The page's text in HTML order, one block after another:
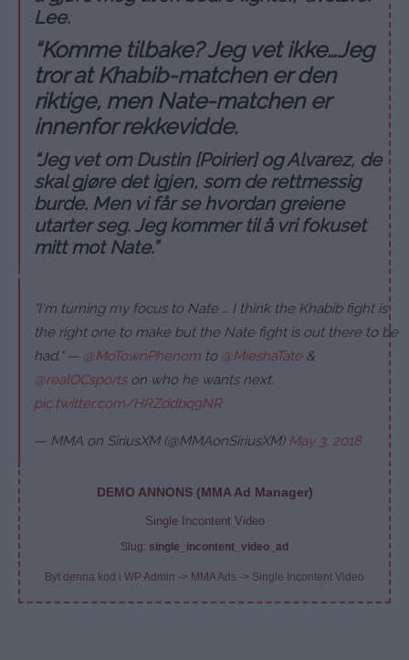
Lee.
“Komme tilbake? Jeg vet ikke…Jeg
tror at Khabib-matchen er den
riktige, men Nate-matchen er
innenfor rekkevidde.
“Jeg vet om Dustin [Poirier] og Alvarez, de
skal gjøre det igjen, som de rettmessig
burde. Men vi får se hvordan greiene
utarter seg. Jeg kommer til å vri fokuset
mitt mot Nate.”
"I'm turning my focus to Nate … I think the Khabib fight is
the right one to make but the Nate fight is out there to be
had." — @MoTownPhenom to @MieshaTate &
@realOCsportson who he wants next.
pic.twitter.com/HRZddbq9NR
— MMA on SiriusXM (@MMAonSiriusXM) May 3, 2018
DEMO ANNONS (MMA Ad Manager)
Single Incontent Video
Slug: single_incontent_video_ad
Byt denna kod i WP Admin -> MMA Ads -> Single Incontent Video